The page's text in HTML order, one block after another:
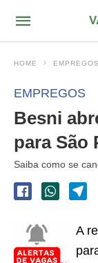
HOME EMPREGOS
EMPREGOS
Besni
para São
Saiba como se
A